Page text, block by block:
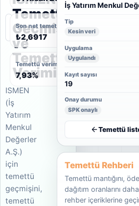
Temettü
Geçmişi
ve
Temettü
Verimi
ISMEN
(İş
Yatırım
Menkul
Değerler
A.Ş.)
için
temettü
geçmişini,
temettü
Son net temettü
₺2,6917
Temettü verimi
7,93%
İş Yatırım Menkul
Tip
Kesin veri
Uygulama
Uygulandı
Kayıt sayısı
19
Onay durumu
SPK onaylı
Temettü
Temettü Rehberi
Temettü mantığını,
dağıtım oranlarını
rehber içeriklerine